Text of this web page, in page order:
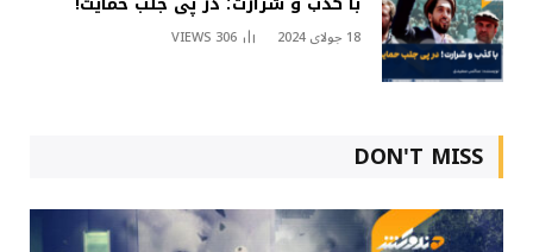
18 جولای 2024 306
VIEWS
DON'T MISS